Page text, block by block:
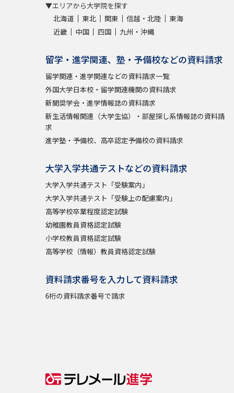
▼エリアから大学院を探す
北海道
東北 関東 信越・北陸
東海
近畿
中国 四国 九州・沖縄
留学・進学関連、塾・予備校などの資料請求
留学関連・進学関連などの資料請求一覧
外国大学日本校・留学関連機関の資料請求
新聞奨学会・進学情報誌の資料請求
新生活情報関連（大学生協）・部屋探し系情報誌の資料請
求
進学塾・予備校、高卒認定予備校の資料請求
大学入学共通テストなどの資料請求
大学入学共通テスト「受験案内」
大学入学共通テスト「受験上の配慮案内」
高等学校卒業程度認定試験
幼稚園教員資格認定試験
小学校教員資格認定試験
高等学校（情報）教員資格認定試験
資料請求番号を入力して資料請求
6桁の資料請求番号で請求